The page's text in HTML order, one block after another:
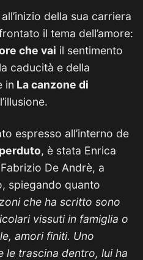
della sua carriera
il tema dell’amore:
che vai il sentimento
caducità e della
in La canzone di
espresso all’interno de
, è stata Enrica
De Andrè, a
spiegando quanto
che ha scritto sono
vissuti in famiglia o
amori finiti. Uno
le trascina dentro, lui ha